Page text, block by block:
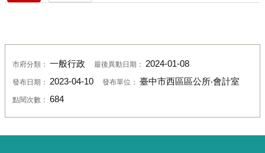
市府分類： 一般行政 最後異動日期： 2024-01-08
發布日期： 2023-04-10 發布單位： 臺中市西區區公所‧會計室
點閱次數： 684